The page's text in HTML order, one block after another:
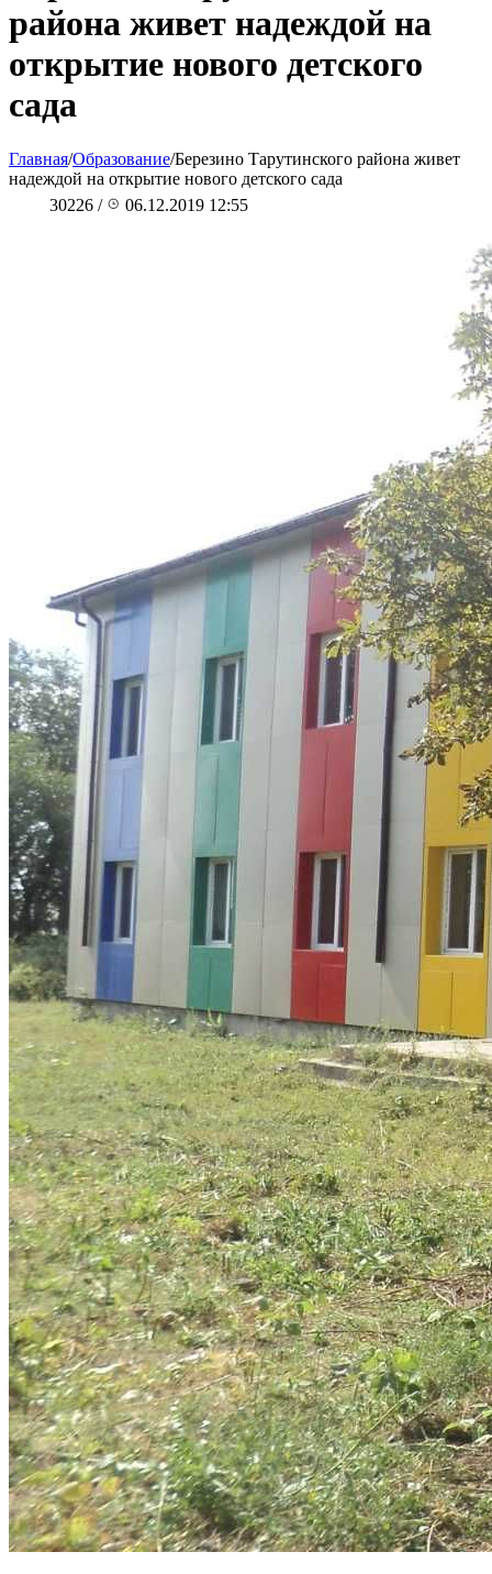
района живет надеждой на
открытие нового детского
сада
Главная/Образование/Березино Тарутинского района живет
надеждой на открытие нового детского сада
30226 / 06.12.2019 12:55